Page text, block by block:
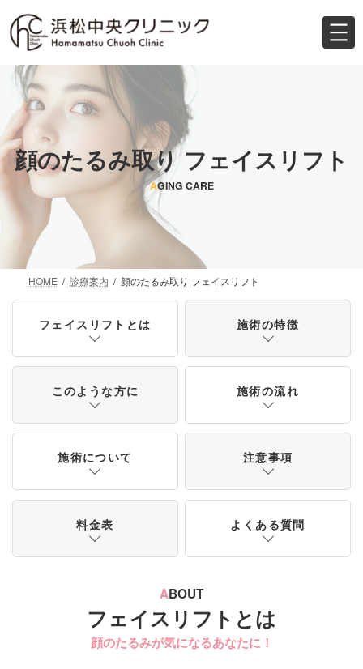
ン
テ
キ
ッ
プ
ビ
ゲ
に
移
動 顔のたるみ取り フェイスリフト
AGING CARE
HOME 診療案内 顔のたるみ取り フェイスリフト
フェイスリフトとは 施術の特徴
このような方に 施術の流れ
施術について 注意事項
料金表 よくある質問
ABOUT
フェイスリフトとは
顔のたるみが気になるあなたに！